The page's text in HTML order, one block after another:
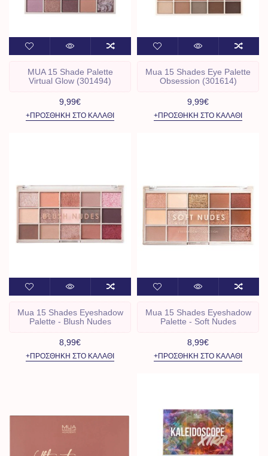
MUA 15 Shade Palette
Virtual Glow (301494)
9,99€
+ΠΡΟΣΘΉΚΗ ΣΤΟ ΚΑΛΆΘΙ
Mua 15 Shades Eye Palette
Obsession (301614)
9,99€
+ΠΡΟΣΘΉΚΗ ΣΤΟ ΚΑΛΆΘΙ
Mua 15 Shades Eyeshadow
Palette - Blush Nudes
8,99€
+ΠΡΟΣΘΉΚΗ ΣΤΟ ΚΑΛΆΘΙ
Mua 15 Shades Eyeshadow
Palette - Soft Nudes
8,99€
+ΠΡΟΣΘΉΚΗ ΣΤΟ ΚΑΛΆΘΙ